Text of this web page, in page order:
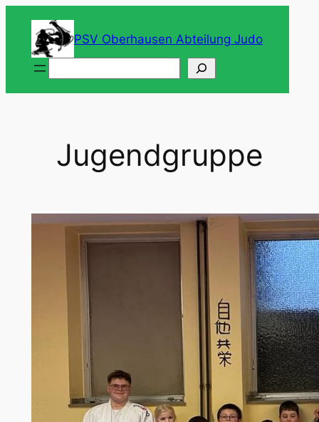
Inhalt
springen
PSV Oberhausen Abteilung Judo
Jugendgruppe